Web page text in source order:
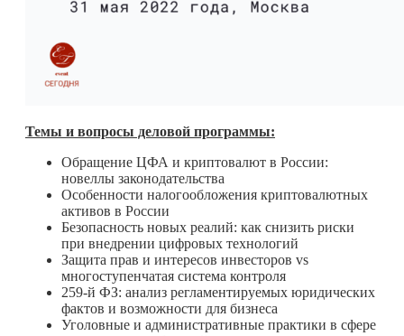
Темы и вопросы деловой программы:
Обращение ЦФА и криптовалют в России:
новеллы законодательства
Особенности налогообложения криптовалютных
активов в России
Безопасность новых реалий: как снизить риски
при внедрении цифровых технологий
Защита прав и интересов инвесторов vs
многоступенчатая система контроля
259-й ФЗ: анализ регламентируемых юридических
фактов и возможности для бизнеса
Уголовные и административные практики в сфере